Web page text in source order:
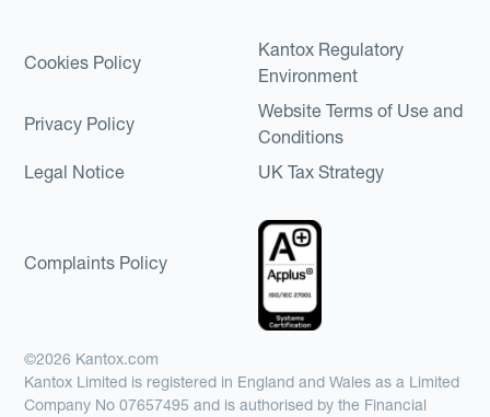
Cookies Policy
Kantox Regulatory
Environment
Privacy Policy
Website Terms of Use and
Conditions
Legal Notice
UK Tax Strategy
Complaints Policy
©2026 Kantox.com
Kantox Limited is registered in England and Wales as a Limited
Company No 07657495 and is authorised by the Financial